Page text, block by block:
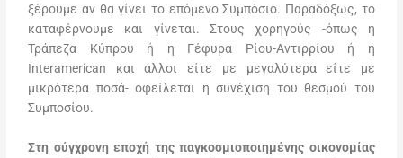
ξέρουμε αν θα γίνει το επόμενο Συμπόσιο. Παραδόξως, το
καταφέρνουμε και γίνεται. Στους χορηγούς -όπως η
Τράπεζα Κύπρου ή η Γέφυρα Ρίου-Αντιρρίου ή η
Interamerican και άλλοι είτε με μεγαλύτερα είτε με
μικρότερα ποσά- οφείλεται η συνέχιση του θεσμού του
Συμποσίου.
Στη σύγχρονη εποχή της παγκοσμιοποιημένης οικονομίας